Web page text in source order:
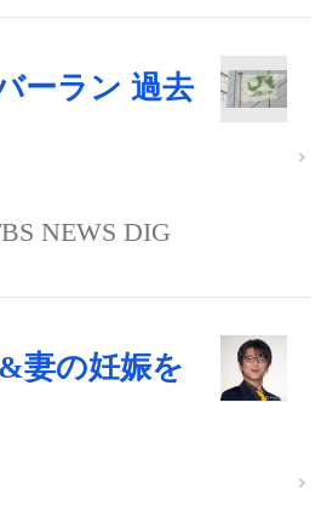
ーラン 過去
NEWS DIG
妻の妊娠を